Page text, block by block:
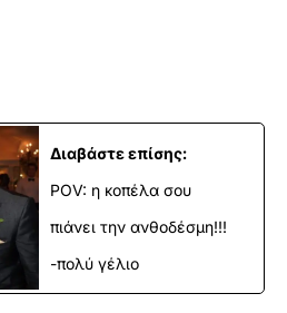
Διαβάστε επίσης:
POV: η κοπέλα σου
πιάνει την ανθοδέσμη!!!
-πολύ γέλιο